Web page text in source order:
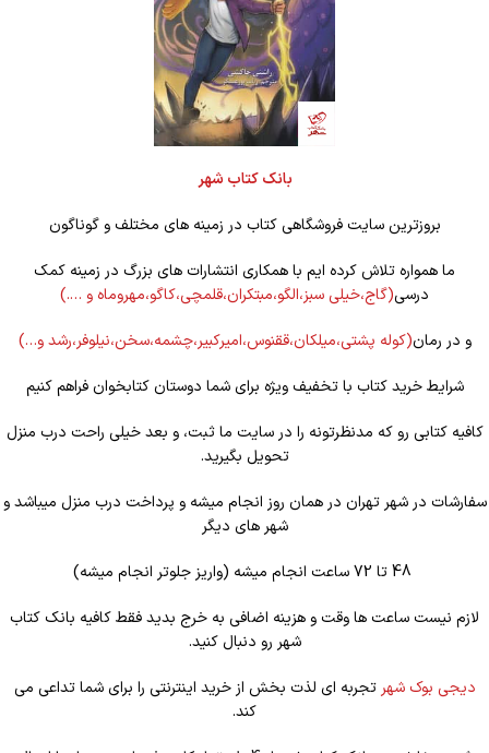
بانک کتاب شهر
بروزترین سایت فروشگاهی کتاب در زمینه های مختلف و گوناگون
ما همواره تلاش کرده ایم با همکاری انتشارات های بزرگ در زمینه کمک
درسی(گاج،خیلی سبز،الگو،مبتکران،قلمچی،کاگو،مهروماه و ….)
و در رمان(کوله پشتی،میلکان،ققنوس،امیرکبیر،چشمه،سخن،نیلوفر،رشد و…)
شرایط خرید کتاب با تخفیف ویژه برای شما دوستان کتابخوان فراهم کنیم
کافیه کتابی رو که مدنظرتونه را در سایت ما ثبت، و بعد خیلی راحت درب منزل
تحویل بگیرید.
سفارشات در شهر تهران در همان روز انجام میشه و پرداخت درب منزل میباشد و
شهر های دیگر
لازم نیست ساعت ها وقت و هزینه اضافی به خرج بدید فقط کافیه بانک کتاب
شهر رو دنبال کنید.
دیجی بوک شهرتجربه ای لذت بخش از خرید اینترنتی را برای شما تداعی می
کند.